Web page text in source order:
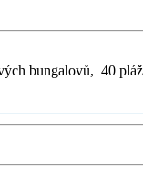
bungalovů, 40